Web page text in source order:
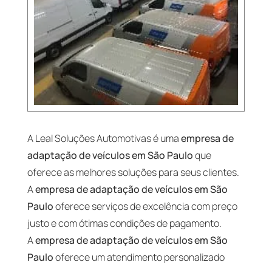
A Leal Soluções Automotivas é umaempresa de
adaptação de veículos em São Pauloque
oferece as melhores soluções para seus clientes.
Aempresa de adaptação de veículos em São
Paulooferece serviços de excelência com preço
justo e com ótimas condições de pagamento.
Aempresa de adaptação de veículos em São
Paulooferece um atendimento personalizado